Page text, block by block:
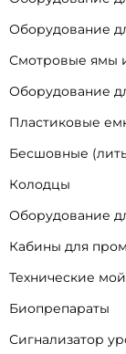
Оборудование
Смотровые ямы
Оборудование
Пластиковые
Бесшовные
Колодцы
Оборудование
Кабины для
Технические
Биопрепараты
Сигнализатор